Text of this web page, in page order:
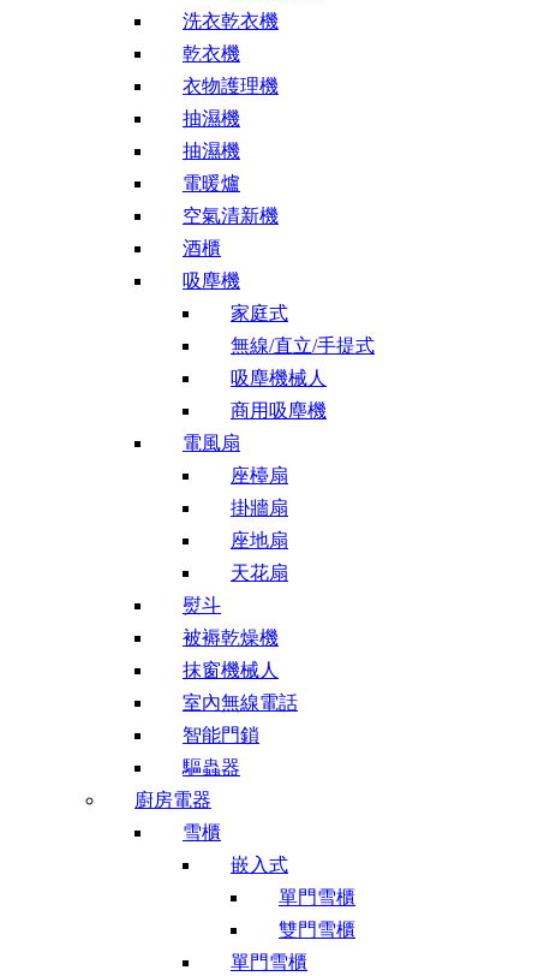
洗衣乾衣機
乾衣機
衣物護理機
抽濕機
抽濕機
電暖爐
空氣清新機
酒櫃
吸塵機
家庭式
無線/直立/手提式
吸塵機械人
商用吸塵機
電風扇
座檯扇
掛牆扇
座地扇
天花扇
熨斗
被褥乾燥機
抹窗機械人
室內無線電話
智能門鎖
驅蟲器
廚房電器
雪櫃
嵌入式
單門雪櫃
雙門雪櫃
單門雪櫃